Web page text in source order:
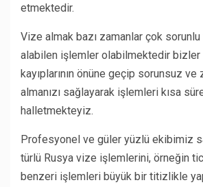
etmektedir.
Vize almak bazı zamanlar çok
alabilen işlemler olabilmektedir bizler
kayıplarının önüne geçip sorunsuz ve
almanızı sağlayarak işlemleri kısa
halletmekteyiz.
Profesyonel ve güler yüzlü ekibimiz
türlü Rusya vize işlemlerini, örneğin
benzeri işlemleri büyük bir titizlikle